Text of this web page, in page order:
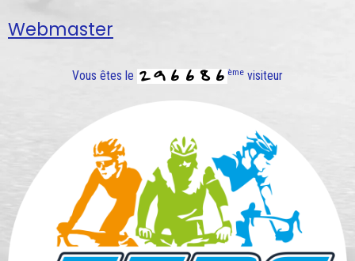
Webmaster
Vous êtes le ème visiteur